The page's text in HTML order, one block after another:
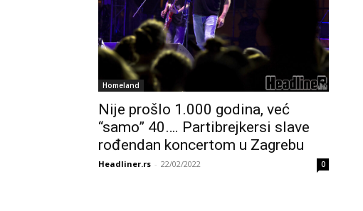
Homeland
Nije prošlo 1.000 godina, već
“samo” 40…. Partibrejkersi slave
rođendan koncertom u Zagrebu
Headliner.rs - 22/02/2022 0